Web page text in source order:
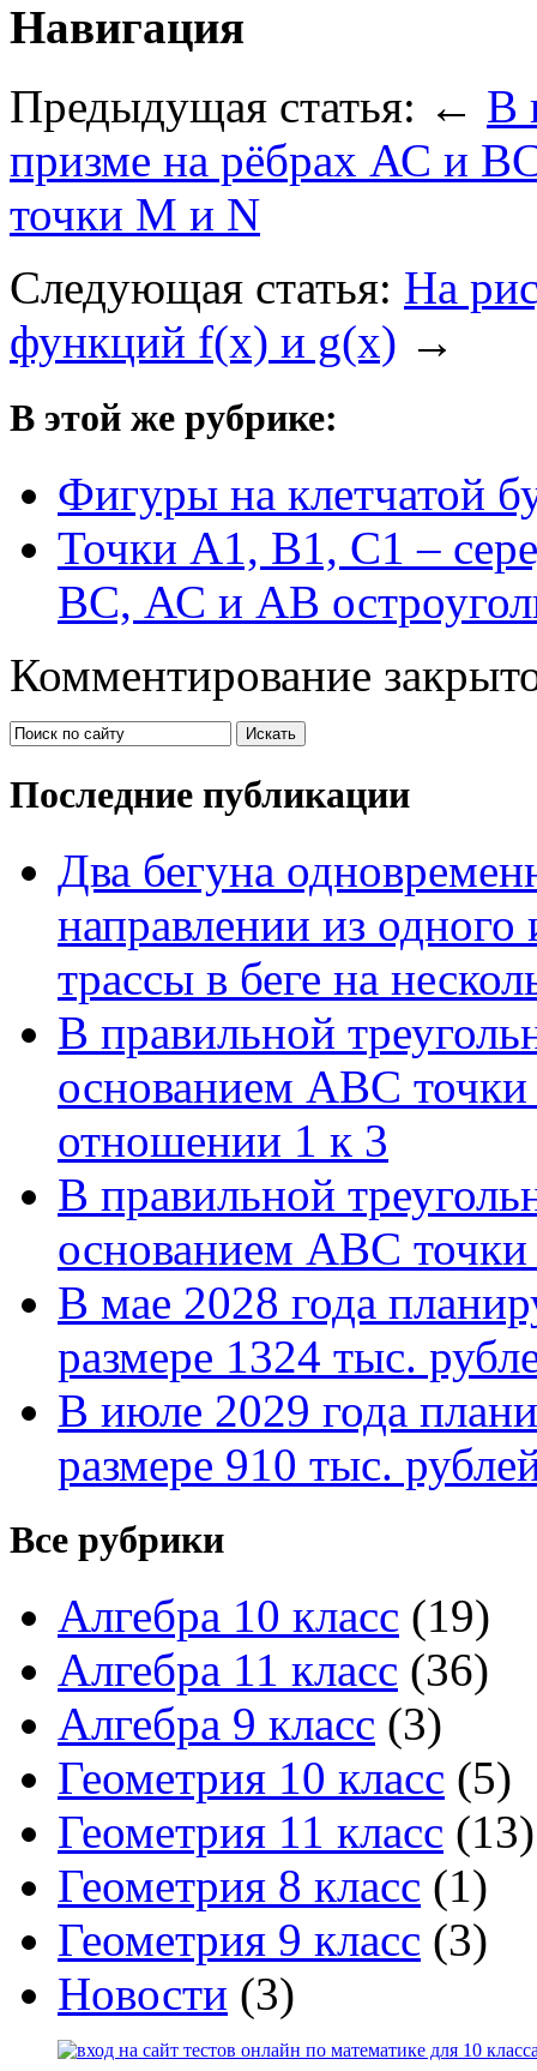
Навигация
Предыдущая статья: ← В
призме на рёбрах АС и
точки M и N
Следующая статья: На
функций f(x) и g(x) →
В этой же рубрике:
Фигуры на клетчатой
Точки А1, В1, С1 –
ВС, АС и АВ
Комментирование
Последние публикации
Два бегуна
направлении из одного
трассы в беге на
В правильной
основанием АВС точки
отношении 1 к 3
В правильной
основанием АВС
В мае 2028 года
размере 1324 тыс.
В июле 2029 года
размере 910 тыс.
Все рубрики
Алгебра 10 класс (19)
Алгебра 11 класс (36)
Алгебра 9 класс (3)
Геометрия 10 класс (5)
Геометрия 11 класс (13)
Геометрия 8 класс (1)
Геометрия 9 класс (3)
Новости (3)